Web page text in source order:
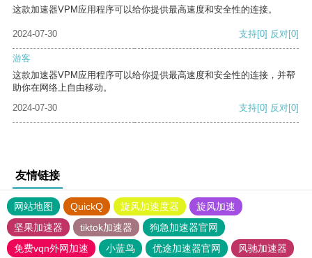
这款加速器VPM应用程序可以给你提供最高速度和安全性的连接。
2024-07-30 支持[0] 反对[0]
游客
这款加速器VPM应用程序可以给你提供最高速度和安全性的连接，并帮
助你在网络上自由移动。
2024-07-30
支持[0] 反对[0]
友情链接
网站地图 QuickQ 旋风加速度器
旋风加速
坚果加速器
tiktok加速器
狗急加速器官网
免费vqn外网加速
小蓝鸟 优途加速器官网
风驰加速器